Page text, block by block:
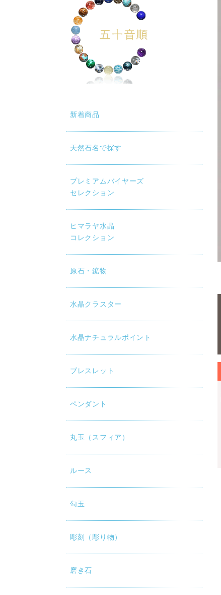
新着商品
天然石名で探す
プレミアムバイヤーズ
セレクション
ヒマラヤ水晶
コレクション
原石・鉱物
水晶クラスター
水晶ナチュラルポイント
ブレスレット
ペンダント
丸玉（スフィア）
ルース
勾玉
彫刻（彫り物）
磨き石